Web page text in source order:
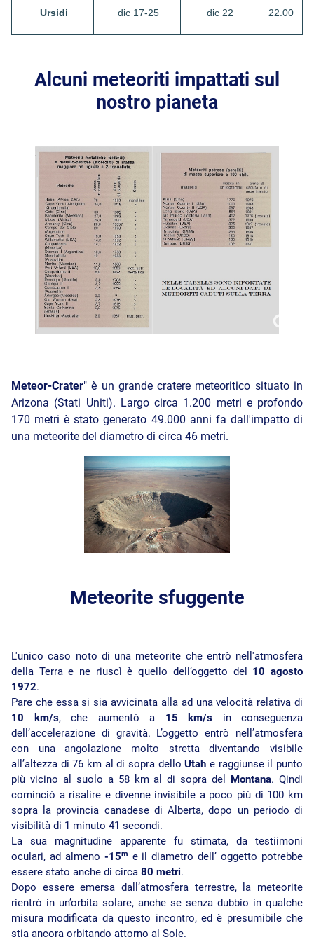
Ursidi dic 17-25 dic 22 22.00
Alcuni meteoriti impattati sul
nostro pianeta
Meteor-Crater" è un grande cratere meteoritico situato in
Arizona (Stati Uniti). Largo circa 1.200 metri e profondo
170 metri è stato generato 49.000 anni fa dall'impatto di
una meteorite del diametro di circa 46 metri.
Meteorite sfuggente
L'unico caso noto di una meteorite che entrò nell'atmosfera
della Terra e ne riuscì è quello dell’oggetto del 10 agosto
1972.
Pare che essa si sia avvicinata alla ad una velocità relativa di
10 km/s, che aumentò a 15 km/s in conseguenza
dell’accelerazione di gravità. L’oggetto entrò nell’atmosfera
con una angolazione molto stretta diventando visibile
all’altezza di 76 km al di sopra delloUtah e raggiunse il punto
più vicino al suolo a 58 km al di sopra del Montana. Qindi
cominciò a risalire e divenne invisibile a poco più di 100 km
sopra la provincia canadese di Alberta, dopo un periodo di
visibilità di 1 minuto 41 secondi.
La sua magnitudine apparente fu stimata, da testiimoni
oculari, ad almeno -15m e il diametro dell’ oggetto potrebbe
essere stato anche di circa 80 metri.
Dopo essere emersa dall’atmosfera terrestre, la meteorite
rientrò in un’orbita solare, anche se senza dubbio in qualche
misura modificata da questo incontro, ed è presumibile che
stia ancora orbitando attorno al Sole.